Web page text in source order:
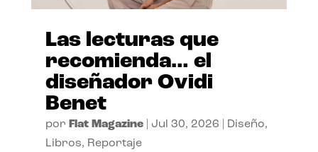
Las lecturas que
recomienda… el
diseñador Ovidi
Benet
por Flat Magazine| Jul 30, 2026 Diseño,
Libros, Reportaje